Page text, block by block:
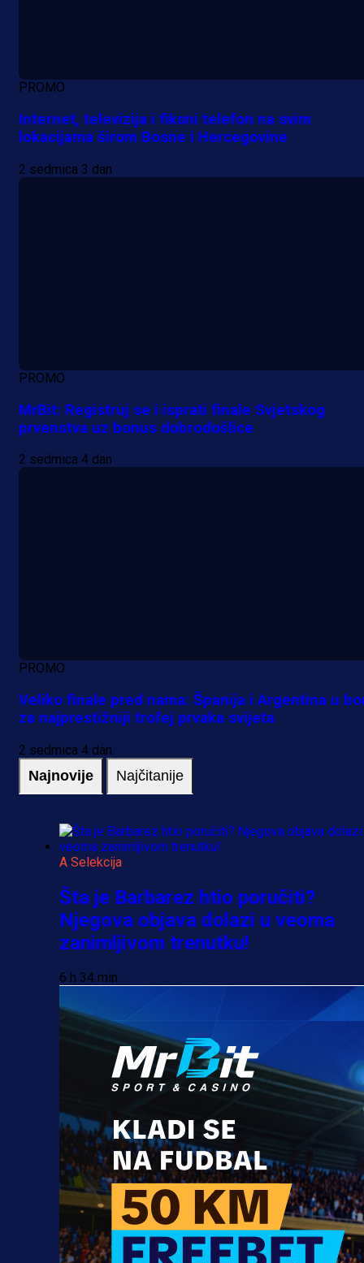
PROMO
Internet, televizija i fiksni telefon na svim
lokacijama širom Bosne i Hercegovine
2 sedmica 3 dan
PROMO
MrBit: Registruj se i isprati finale Svjetskog
prvenstva uz bonus dobrodošlice
2 sedmica 4 dan
PROMO
Veliko finale pred nama: Španija i Argentina u
za najprestižniji trofej prvaka svijeta
2 sedmica 4 dan
Najnovije Najčitanije
A Selekcija
Šta je Barbarez htio poručiti?
Njegova objava dolazi u veoma
zanimljivom trenutku!
6 h 34 min